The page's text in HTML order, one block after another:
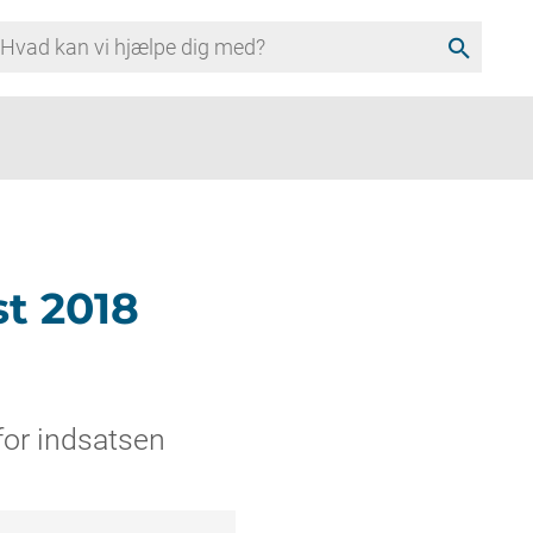
search
2018
indsatsen